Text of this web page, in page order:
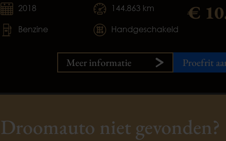
2018
Benzine
144.863 km
Handgeschakeld
€
Meer informatie Proefrit
Droomauto niet gevonden?